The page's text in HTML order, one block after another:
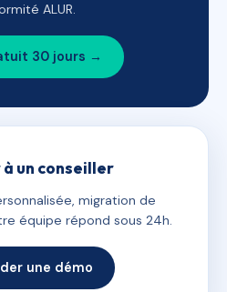
ALUR.
30 jours →
à un conseiller
migration de
équipe répond sous 24h.
une démo